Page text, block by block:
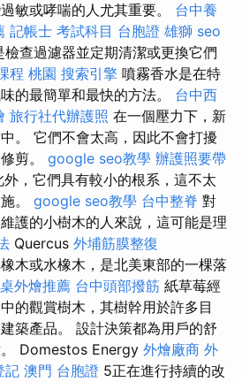
敏或哮喘的人尤其重要。 台中養
記帳士 考試科目 台胞證 雄獅 seo
查過濾器並定期清潔或更換它們
程 桃園 搜索引擎 噴霧香水是在特
的最簡單和最快的方法。 台中西
旅行社代辦護照 在一個壓力下，新
。 它們不會太高，因此不會打擾
剪。 google seo教學 辦護照要帶
外，它們具有較小的根系，這不太
。 google seo教學 台中整脊 對
護的小樹木的人來說，這可能是理
Quercus 外埔筋膜整復
木或水橡木，是北美東部的一棵落
外燴推薦 台中頭部撥筋 紙草莓經
的觀賞樹木，其樹幹用於許多目
築產品。 設計決策都為用戶的舒
Domestos Energy 外燴廠商 外
記 澳門 台胞證 5正在進行持續的改